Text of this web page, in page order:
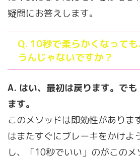
疑問にお答えします。
Q. 10秒で柔らかくなって
うんじゃないですか？
A. はい、最初は戻ります。でも
ます。
このメソッドは即効性がありま
はまたすぐにブレーキをかけよ
し、「10秒でいい」のがこの